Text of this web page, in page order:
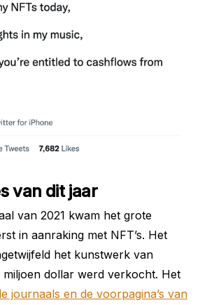
van dit jaar
van 2021 kwam het grote
in aanraking met NFT’s. Het
het kunstwerk van
dollar werd verkocht. Het
journaals en de voorpagina’s van